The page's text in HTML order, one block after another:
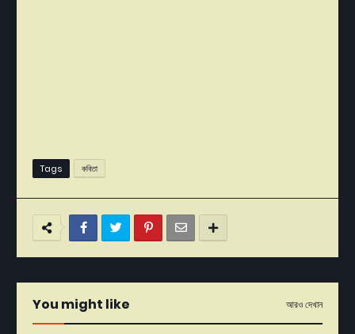
Tags কবিতা
You might like আরও দেখান